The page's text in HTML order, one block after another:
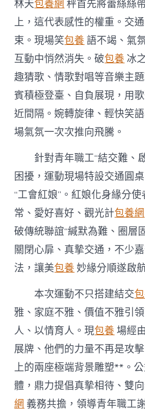
林天包養網 秤首先將蕾絲絲
上，這代表感性的權重。交
束。現場笑包養 語不竭、氣
互動中悄然消失。破包養 冰
趣猜歌、情歌對唱等音樂主
賓積極登臺、自負展現，用
近間隔。婉轉旋律、輕快笑
場氣氛一次次推向飛騰。
針對青年職工“結交難、
困擾，運動現場特設交通圓
“工會紅娘”。紅娘化身緣分
常、愛好喜好、觀光計包養網
破傳統聯誼“緘默為難、圈層
關閉心扉、真摯交通，不少
法，讓美包養 妙緣分順遂啟
本次運動不只搭建結交
雅、家庭不雅、價值不雅引
人、以情育人。現包養 場經
展牌、他們的力量不再是攻
上的兩座極端背景雕塑**。
體，鼎力提倡真摯相待、雙
網 義務共擔，領導青年職工